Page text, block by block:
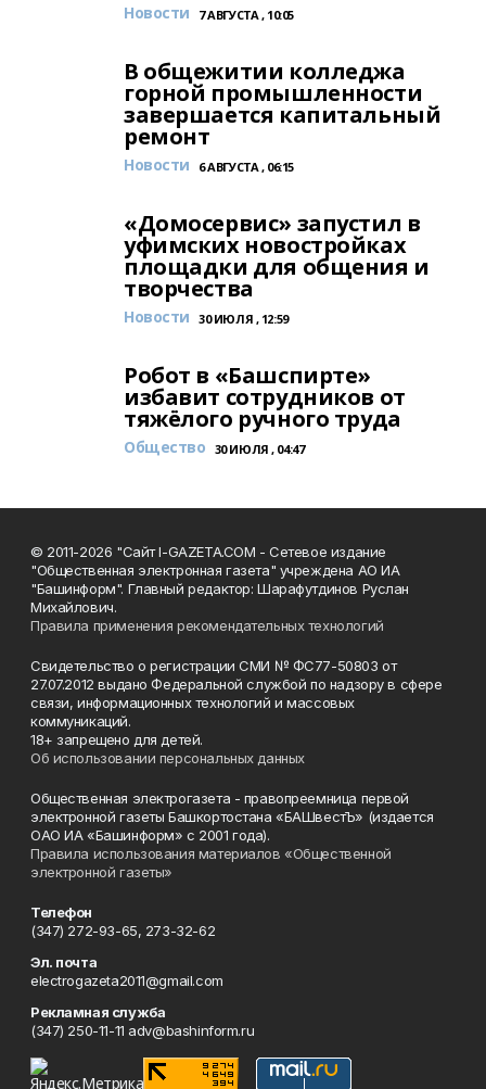
Новости 7 АВГУСТА , 10:05
В общежитии колледжа
горной промышленности
завершается капитальный
ремонт
Новости 6 АВГУСТА , 06:15
«Домосервис» запустил в
уфимских новостройках
площадки для общения и
творчества
Новости 30 ИЮЛЯ , 12:59
Робот в «Башспирте»
избавит сотрудников от
тяжёлого ручного труда
Общество 30 ИЮЛЯ , 04:47
© 2011-2026 "Сайт I-GAZETA.COM - Сетевое издание
"Общественная электронная газета" учреждена АО ИА
"Башинформ". Главный редактор: Шарафутдинов Руслан
Михайлович.
Правила применения рекомендательных технологий
Свидетельство о регистрации СМИ № ФС77-50803 от
27.07.2012 выдано Федеральной службой по надзору в сфере
связи, информационных технологий и массовых
коммуникаций.
18+ запрещено для детей.
Об использовании персональных данных
Общественная электрогазета - правопреемница первой
электронной газеты Башкортостана «БАШвестЪ» (издается
ОАО ИА «Башинформ» с 2001 года).
Правила использования материалов «Общественной
электронной газеты»
Телефон
(347) 272-93-65, 273-32-62
Эл. почта
electrogazeta2011@gmail.com
Рекламная служба
(347) 250-11-11 adv@bashinform.ru